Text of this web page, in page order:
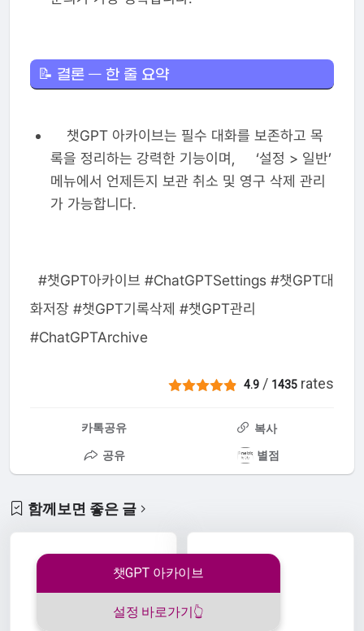
📝 결론 — 한 줄 요약
챗GPT 아카이브는 필수 대화를 보존하고 목
록을 정리하는 강력한 기능이며, ‘설정 > 일반’
메뉴에서 언제든지 보관 취소 및 영구 삭제 관리
가 가능합니다.
#챗GPT아카이브 #ChatGPTSettings #챗GPT대
화저장 #챗GPT기록삭제 #챗GPT관리
#ChatGPTArchive
챗GPT 아카이브
설정 바로가기👆
4.9 / 1435 rates
카톡공유 복사
공유 별점
함께보면 좋은 글